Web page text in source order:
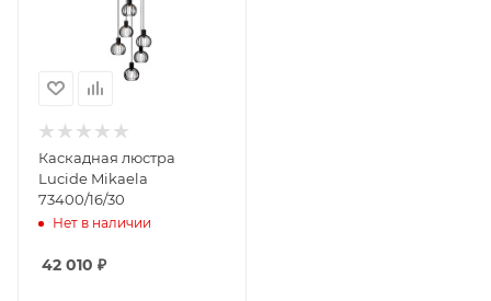
Каскадная люстра
Lucide Mikaela
73400/16/30
Нет в наличии
42 010 ₽